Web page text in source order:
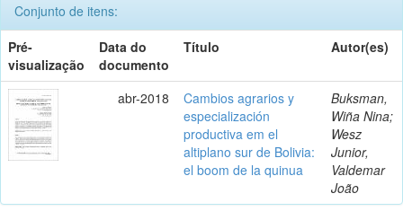
Conjunto de itens:
Pré-
visualização
Data do
documento
Título Autor(es)
abr-2018
Cambios agrarios y
especialización
productiva em el
altiplano sur de Bolivia:
el boom de la quinua
Buksman,
Wiña Nina;
Wesz
Junior,
Valdemar
João